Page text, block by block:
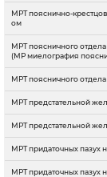
МРТ пояснично-
ом
МРТ поясничного
(МР миелография
МРТ поясничного
МРТ предстательной
МРТ предстательной
МРТ придаточных пазух
МРТ придаточных пазух